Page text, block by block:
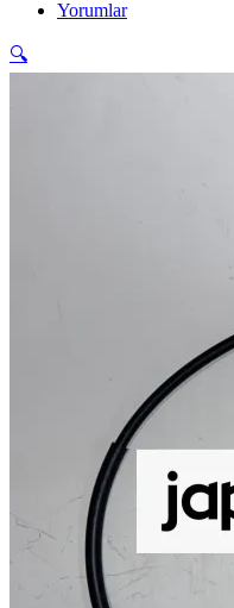
Yorumlar
🔍